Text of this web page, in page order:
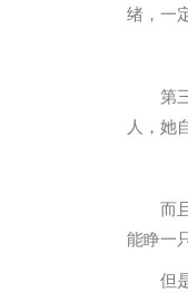
绪，一
第
人，她
而
能睁一
但